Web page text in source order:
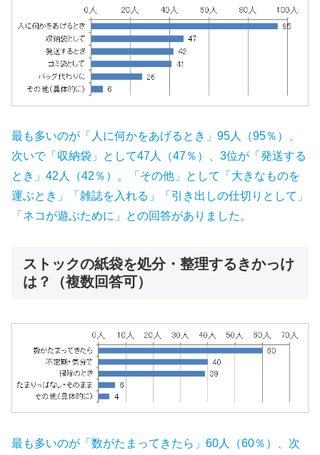
最も多いのが「人に何かをあげるとき」95人（95％）、
次いで「収納袋」として47人（47％）、3位が「発送する
とき」42人（42％）。「その他」として「大きなものを
運ぶとき」「雑誌を入れる」「引き出しの仕切りとして」
「ネコが遊ぶために」との回答がありました。
ストックの紙袋を処分・整理するきかっけ
は？（複数回答可）
最も多いのが「数がたまってきたら」60人（60％）、次